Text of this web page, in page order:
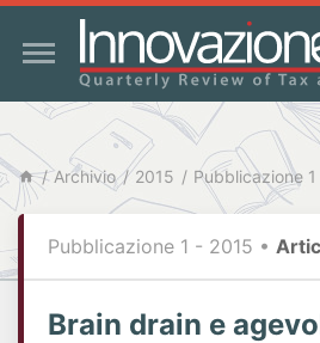
Archivio 2015 Pubblicazione
Pubblicazione 1 - 2015 •
Brain drain e